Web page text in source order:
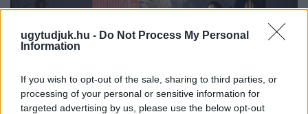
ugytudjuk.hu - Do Not Process My Personal
Information
If you wish to opt-out of the sale, sharing to third parties, or
processing of your personal or sensitive information for
targeted advertising by us, please use the below opt-out